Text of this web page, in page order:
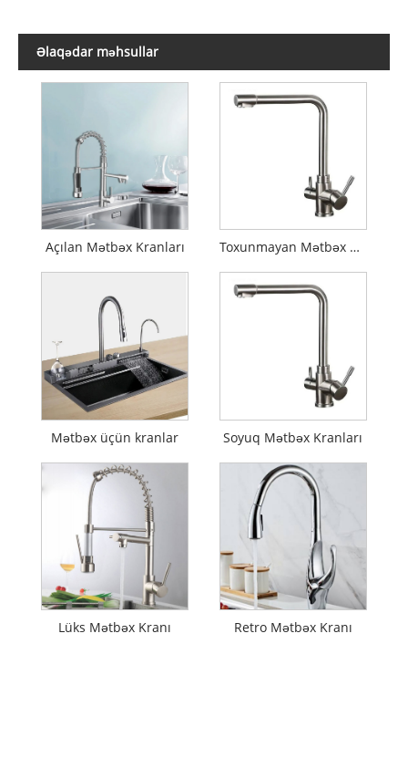
Əlaqədar məhsullar
Açılan Mətbəx Kranları Toxunmayan Mətbəx Kranları
Mətbəx üçün kranlar Soyuq Mətbəx Kranları
Lüks Mətbəx Kranı Retro Mətbəx Kranı